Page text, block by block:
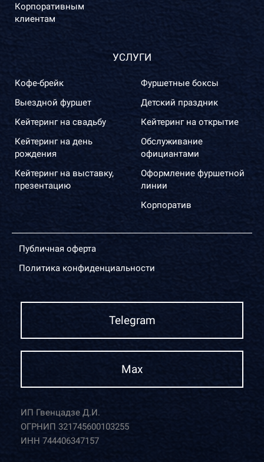
Корпоративным
клиентам
УСЛУГИ
Кофе-брейк
Выездной фуршет
Кейтеринг на свадьбу
Кейтеринг на день
рождения
Кейтеринг на выставку,
презентацию
Фуршетные боксы
Детский праздник
Кейтеринг на открытие
Обслуживание
официантами
Оформление фуршетной
линии
Корпоратив
Публичная оферта
Политика конфиденциальности
Telegram
Max
ИП Гвенцадзе Д.И.
ОГРНИП 321745600103255
ИНН 744406347157